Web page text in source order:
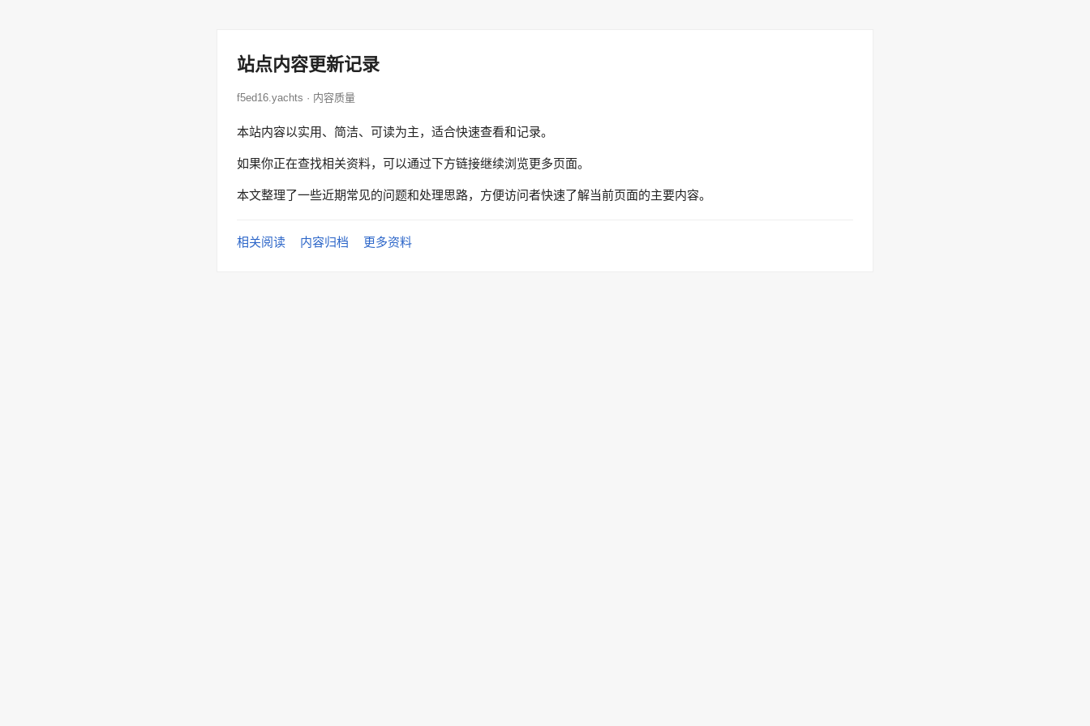
站点内容更新记录
f5ed16.yachts · 内容质量
本站内容以实用、简洁、可读为主，适合快速查看和记录。
如果你正在查找相关资料，可以通过下方链接继续浏览更多页面。
本文整理了一些近期常见的问题和处理思路，方便访问者快速了解当前页面的主要内容。
相关阅读 内容归档 更多资料